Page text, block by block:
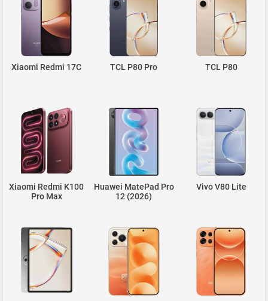
Xiaomi Redmi 17C TCL P80 Pro TCL P80
Xiaomi Redmi K100
Pro Max
Huawei MatePad Pro
12 (2026)
Vivo V80 Lite